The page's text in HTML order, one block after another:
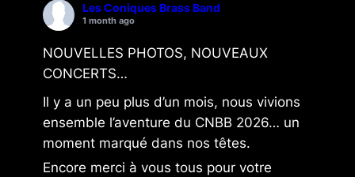
Les Coniques Brass Band
1 month ago
NOUVELLES PHOTOS, NOUVEAUX
CONCERTS…
Il y a un peu plus d’un mois, nous vivions
ensemble l’aventure du CNBB 2026… un
moment marqué dans nos têtes.
Encore merci à vous tous pour votre